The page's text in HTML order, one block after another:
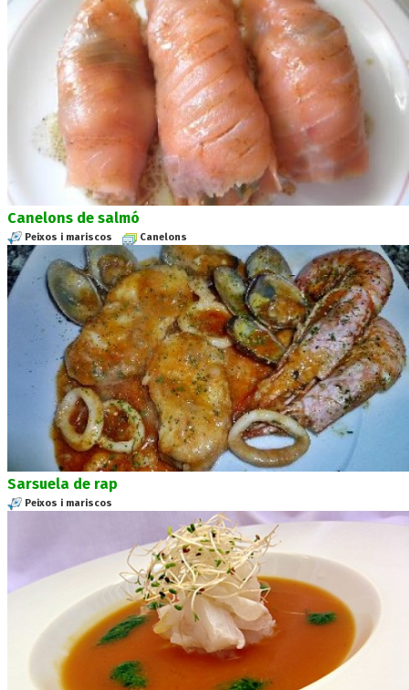
Canelons de salmó
Peixos i mariscos Canelons
Sarsuela de rap
Peixos i mariscos